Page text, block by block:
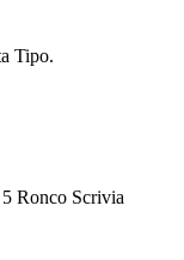
Tipo.
Ronco Scrivia